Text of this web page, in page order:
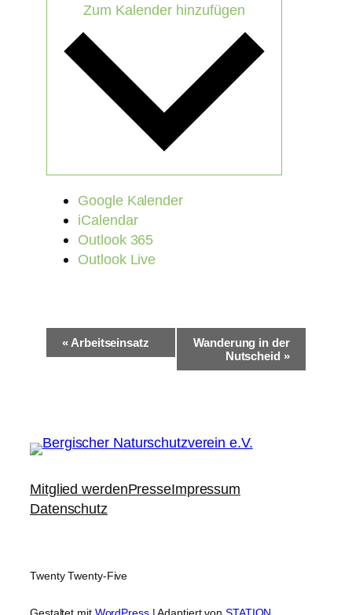
Zum Kalender hinzufügen
Google Kalender
iCalendar
Outlook 365
Outlook Live
a
u
n
a
« Arbeitseinsatz
Wanderung in der
Nutscheid »
Mitglied werdenPresseImpressum
Datenschutz
Twenty Twenty-Five
Gestaltet mit WordPress| Adaptiert von STATION